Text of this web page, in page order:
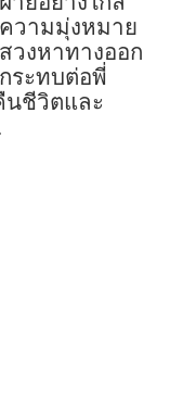
วามมุ่งหมาย
วงหาทางออก
ระทบต่อพี่
นชีวิตและ